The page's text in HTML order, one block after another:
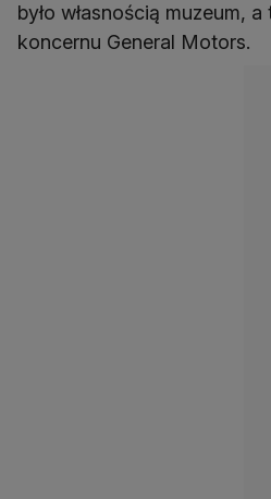
było własnością muzeum,
koncernu General Motors.